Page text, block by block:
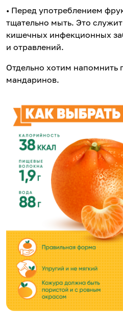
• Перед употреблением
тщательно мыть. Это
кишечных инфекционных
и отравлений.
Отдельно хотим напомнить
мандаринов.